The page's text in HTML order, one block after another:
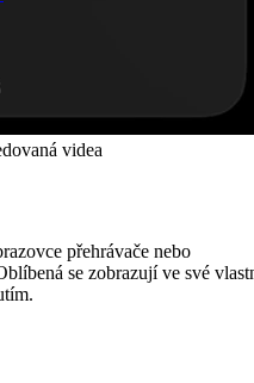
videa
přehrávače nebo
se zobrazují ve své